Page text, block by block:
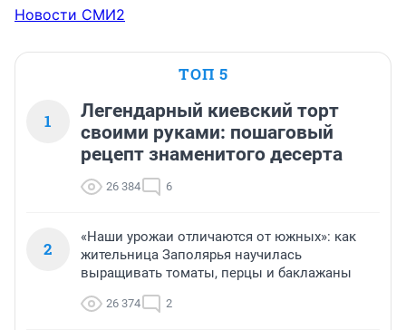
Новости СМИ2
ТОП 5
1
Легендарный киевский торт
своими руками: пошаговый
рецепт знаменитого десерта
26 384 6
2
«Наши урожаи отличаются от южных»: как
жительница Заполярья научилась
выращивать томаты, перцы и баклажаны
26 374 2